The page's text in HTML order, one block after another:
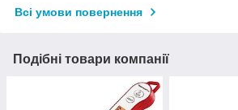
Всі умови повернення
Подібні товари компанії